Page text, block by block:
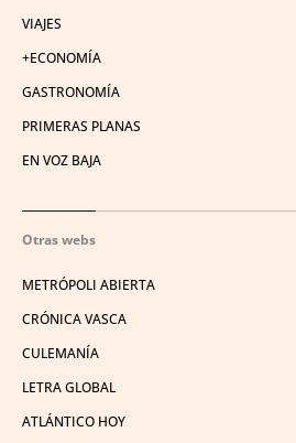
VIAJES
+ECONOMÍA
GASTRONOMÍA
PRIMERAS PLANAS
EN VOZ BAJA
Otras webs
METRÓPOLI ABIERTA
CRÓNICA VASCA
CULEMANÍA
LETRA GLOBAL
ATLÁNTICO HOY